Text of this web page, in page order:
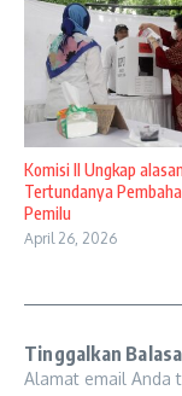
Komisi II Ungkap alasan
Tertundanya
Pemilu
April 26, 2026
Tinggalkan
Alamat email Anda